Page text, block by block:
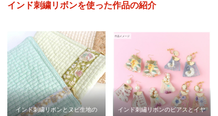
インド刺繍リボンを使った作品の紹介
インド刺繍リボンとヌビ生地の
インド刺繡リボンのピアスとイヤ